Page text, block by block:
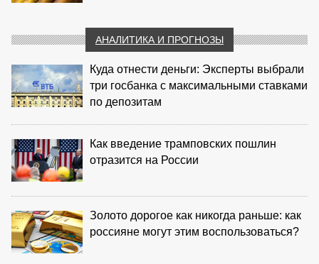
АНАЛИТИКА И ПРОГНОЗЫ
Куда отнести деньги: Эксперты выбрали
три госбанка с максимальными ставками
по депозитам
Как введение трамповских пошлин
отразится на России
Золото дорогое как никогда раньше: как
россияне могут этим воспользоваться?